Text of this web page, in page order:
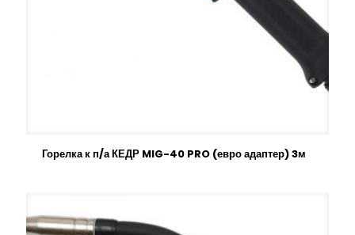
Горелка к п/а КЕДР MIG-40 PRO (евро адаптер) 3м